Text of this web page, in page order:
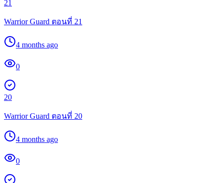
21
Warrior Guard ตอนที่ 21
4 months ago
0
20
Warrior Guard ตอนที่ 20
4 months ago
0